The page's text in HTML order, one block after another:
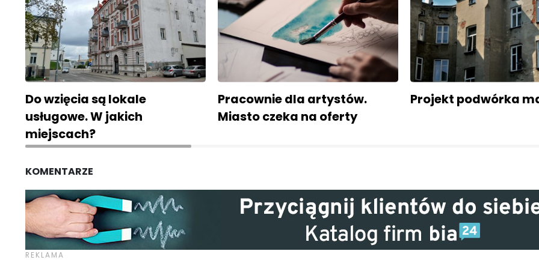
Do wzięcia są lokale
usługowe. W jakich
miejscach?
Pracownie dla artystów.
Miasto czeka na oferty
Projekt podwórka
KOMENTARZE